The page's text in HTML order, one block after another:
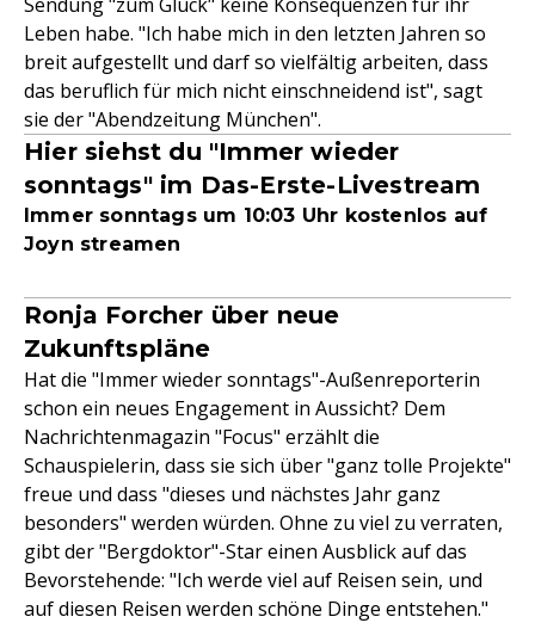
Leben habe. "Ich habe mich in den letzten Jahren so
breit aufgestellt und darf so vielfältig arbeiten, dass
das beruflich für mich nicht einschneidend ist", sagt
sie der "Abendzeitung München".
Hier siehst du "Immer wieder
sonntags" im Das-Erste-Livestream
Immer sonntags um 10:03 Uhr kostenlos auf
Joyn streamen
Ronja Forcher über neue
Zukunftspläne
Hat die "Immer wieder sonntags"-Außenreporterin
schon ein neues Engagement in Aussicht? Dem
Nachrichtenmagazin "Focus" erzählt die
Schauspielerin, dass sie sich über "ganz tolle Projekte"
freue und dass "dieses und nächstes Jahr ganz
besonders" werden würden. Ohne zu viel zu verraten,
gibt der "Bergdoktor"-Star einen Ausblick auf das
Bevorstehende: "Ich werde viel auf Reisen sein, und
auf diesen Reisen werden schöne Dinge entstehen."